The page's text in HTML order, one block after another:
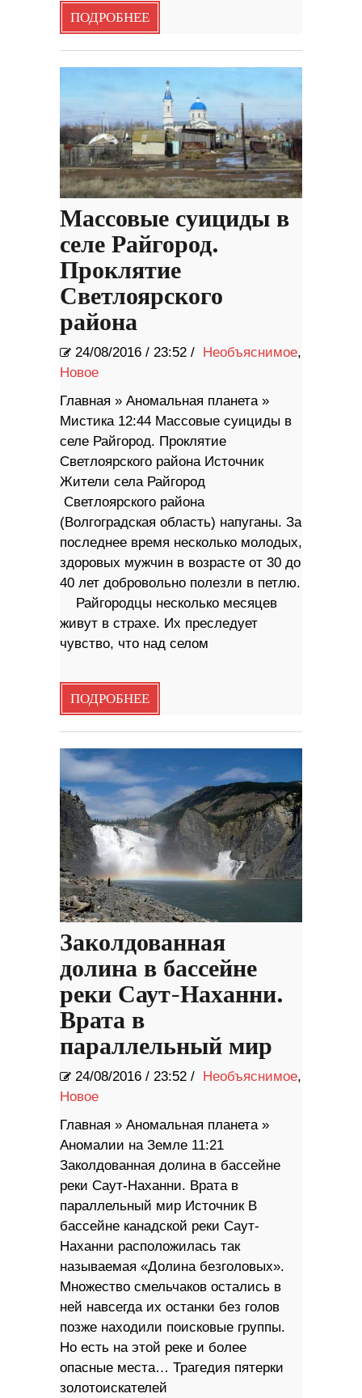
ПОДРОБНЕЕ
Массовые суициды в
селе Райгород.
Проклятие
Светлоярского
района
24/08/2016 / 23:52 / Необъяснимое,
Новое
Главная » Аномальная планета »
Мистика 12:44 Массовые суициды в
селе Райгород. Проклятие
Светлоярского района Источник
Жители села Райгород
Светлоярского района
(Волгоградская область) напуганы. За
последнее время несколько молодых,
здоровых мужчин в возрасте от 30 до
40 лет добровольно полезли в петлю.
Райгородцы несколько месяцев
живут в страхе. Их преследует
чувство, что над селом
ПОДРОБНЕЕ
Заколдованная
долина в бассейне
реки Саут-Наханни.
Врата в
параллельный мир
24/08/2016 / 23:52 / Необъяснимое,
Новое
Главная » Аномальная планета »
Аномалии на Земле 11:21
Заколдованная долина в бассейне
реки Саут-Наханни. Врата в
параллельный мир Источник В
бассейне канадской реки Саут-
Наханни расположилась так
называемая «Долина безголовых».
Множество смельчаков остались в
ней навсегда их останки без голов
позже находили поисковые группы.
Но есть на этой реке и более
опасные места… Трагедия пятерки
золотоискателей